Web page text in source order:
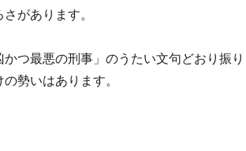
があります。
つ最悪の刑事」のうたい文句どおり振り
勢いはあります。